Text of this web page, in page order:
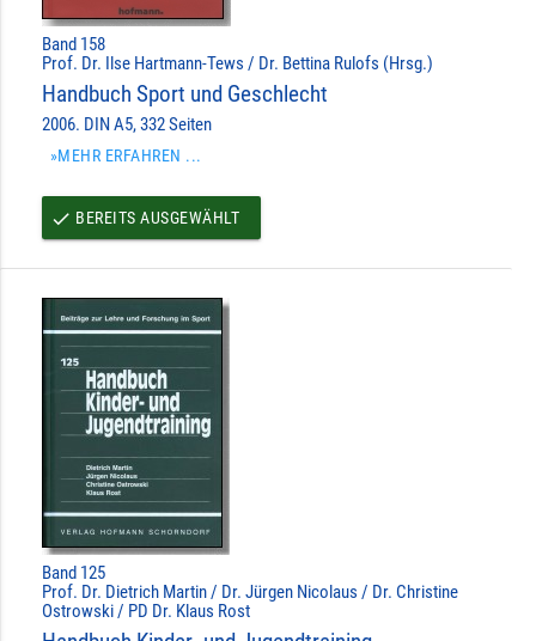
Band 158
Prof. Dr. Ilse Hartmann-Tews / Dr. Bettina Rulofs (Hrsg.)
Handbuch Sport und Geschlecht
2006. DIN A5, 332 Seiten
»MEHR ERFAHREN ...
done BEREITS AUSGEWÄHLT
Band 125
Prof. Dr. Dietrich Martin / Dr. Jürgen Nicolaus / Dr. Christine
Ostrowski / PD Dr. Klaus Rost